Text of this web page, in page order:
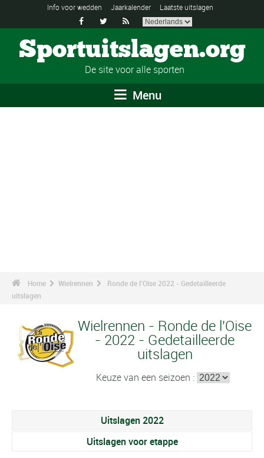
Info voor wedden Jaarkalender Laatste uitslagen
  
Sportuitslagen.org
De site voor alle sporten
Menu
Home Wielrennen
Ronde de l'Oise 2022 - Gedetailleerde
uitslagen
Wielrennen - Ronde de l'Oise
- 2022 - Gedetailleerde
uitslagen
Keuze van een seizoen :
Uitslagen 2022
Uitslagen voor etappe